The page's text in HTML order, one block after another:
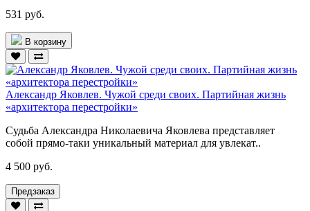
531 руб.
В корзину
Александр Яковлев. Чужой среди своих. Партийная жизнь
«архитектора перестройки»
Судьба Александра Николаевича Яковлева представляет
собой прямо-таки уникальный материал для увлекат..
4 500 руб.
Предзаказ